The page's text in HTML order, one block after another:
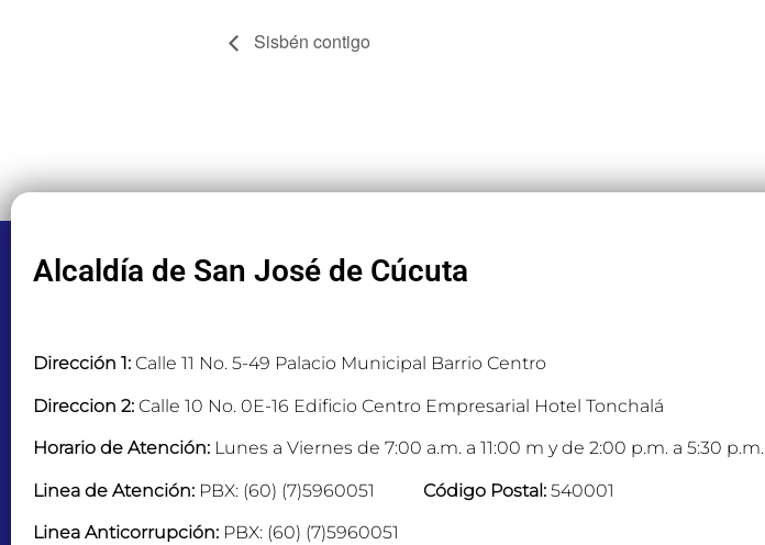
Sisbén contigo
Alcaldía de San José de Cúcuta
Dirección 1: Calle 11 No. 5-49 Palacio Municipal Barrio Centro
Direccion 2: Calle 10 No. 0E-16 Edificio Centro Empresarial Hotel Tonchalá
Horario de Atención: Lunes a Viernes de 7:00 a.m. a 11:00 m y de 2:00 p.m. a 5:30 p.m.
Linea de Atención: PBX: (60) (7)5960051 Código Postal: 540001
Linea Anticorrupción: PBX: (60) (7)5960051